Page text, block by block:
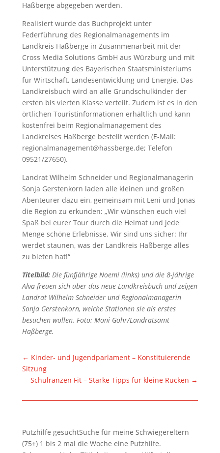
Haßberge abgegeben werden.
Realisiert wurde das Buchprojekt unter
Federführung des Regionalmanagements im
Landkreis Haßberge in Zusammenarbeit mit der
Cross Media Solutions GmbH aus Würzburg und mit
Unterstützung des Bayerischen Staatsministeriums
für Wirtschaft, Landesentwicklung und Energie. Das
Landkreisbuch wird an alle Grundschulkinder der
ersten bis vierten Klasse verteilt. Zudem ist es in den
örtlichen Touristinformationen erhältlich und kann
kostenfrei beim Regionalmanagement des
Landkreises Haßberge bestellt werden (E-Mail:
regionalmanagement@hassberge.de; Telefon
09521/27650).
Landrat Wilhelm Schneider und Regionalmanagerin
Sonja Gerstenkorn laden alle kleinen und großen
Abenteurer dazu ein, gemeinsam mit Leni und Jonas
die Region zu erkunden: „Wir wünschen euch viel
Spaß bei eurer Tour durch die Heimat und jede
Menge schöne Erlebnisse. Wir sind uns sicher: Ihr
werdet staunen, was der Landkreis Haßberge alles
zu bieten hat!“
Titelbild:Die fünfjährige Noemi (links) und die 8-jährige
Alva freuen sich über das neue Landkreisbuch und zeigen
Landrat Wilhelm Schneider und Regionalmanagerin
Sonja Gerstenkorn, welche Stationen sie als erstes
besuchen wollen. Foto: Moni Göhr/Landratsamt
Haßberge.
← Kinder- und Jugendparlament – Konstituierende
Sitzung
Schulranzen Fit – Starke Tipps für kleine Rücken →
Putzhilfe gesuchtSuche für meine Schwiegereltern
(75+) 1 bis 2 mal die Woche eine Putzhilfe.